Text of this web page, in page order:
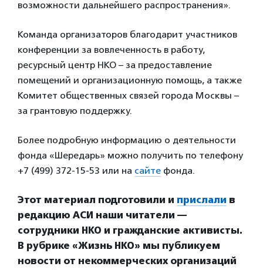
возможности дальнейшего распространения».
Команда организаторов благодарит участников
конференции за вовлеченность в работу,
ресурсный центр НКО – за предоставление
помещений и организационную помощь, а также
Комитет общественных связей города Москвы –
за грантовую поддержку.
Более подробную информацию о деятельности
фонда «Шередарь» можно получить по телефону
+7 (499) 372-15-53 или на сайте фонда.
Этот материал подготовили и прислали в
редакцию АСИ наши читатели —
сотрудники НКО и гражданские активисты.
В рубрике «Жизнь НКО» мы публикуем
новости от некоммерческих организаций